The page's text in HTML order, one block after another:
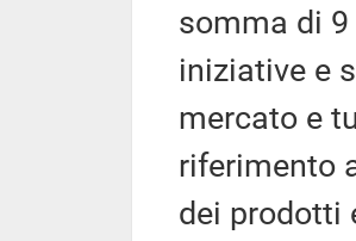
somma di
iniziative e
mercato e
riferimento
dei prodotti